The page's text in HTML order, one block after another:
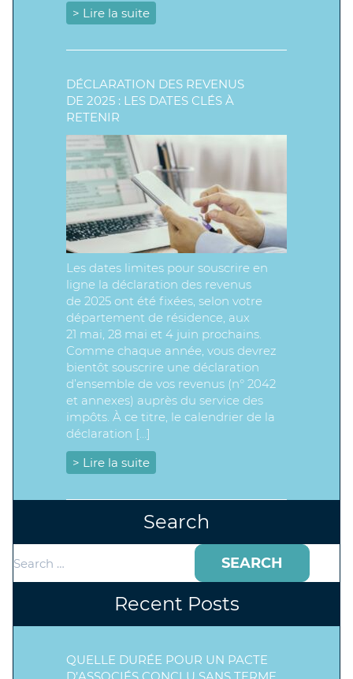
> Lire la suite
DÉCLARATION DES REVENUS
DE 2025 : LES DATES CLÉS À
RETENIR
Les dates limites pour souscrire en
ligne la déclaration des revenus
de 2025 ont été fixées, selon votre
département de résidence, aux
21 mai, 28 mai et 4 juin prochains.
Comme chaque année, vous devrez
bientôt souscrire une déclaration
d’ensemble de vos revenus (n° 2042
et annexes) auprès du service des
impôts. À ce titre, le calendrier de la
déclaration […]
> Lire la suite
Search
for:
Recent Posts
QUELLE DURÉE POUR UN PACTE